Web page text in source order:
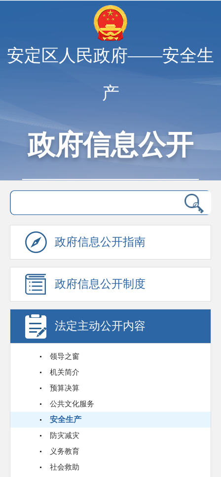
安定区人民政府——安全生
产
政府信息公开
政府信息公开指南
政府信息公开制度
法定主动公开内容
领导之窗
机关简介
预算决算
公共文化服务
安全生产
防灾减灾
义务教育
社会救助